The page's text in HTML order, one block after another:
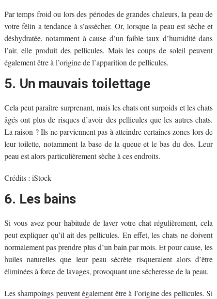
Par temps froid ou lors des périodes de grandes chaleurs, la peau de
votre félin a tendance à s’assécher. Or, lorsque la peau est sèche et
déshydratée, notamment à cause d’un faible taux d’humidité dans
l’air, elle produit des pellicules. Mais les coups de soleil peuvent
également être à l’origine de l’apparition de pellicules.
5. Un mauvais toilettage
Cela peut paraître surprenant, mais les chats ont surpoids et les chats
âgés ont plus de risques d’avoir des pellicules que les autres chats.
La raison ? Ils ne parviennent pas à atteindre certaines zones lors de
leur toilette, notamment la base de la queue et le bas du dos. Leur
peau est alors particulièrement sèche à ces endroits.
Crédits : iStock
6. Les bains
Si vous avez pour habitude de laver votre chat régulièrement, cela
peut expliquer qu’il ait des pellicules. En effet, les chats ne doivent
normalement pas prendre plus d’un bain par mois. Et pour cause, les
huiles naturelles que leur peau sécrète risqueraient alors d’être
éliminées à force de lavages, provoquant une sécheresse de la peau.
Les shampoings peuvent également être à l’origine des pellicules. Si